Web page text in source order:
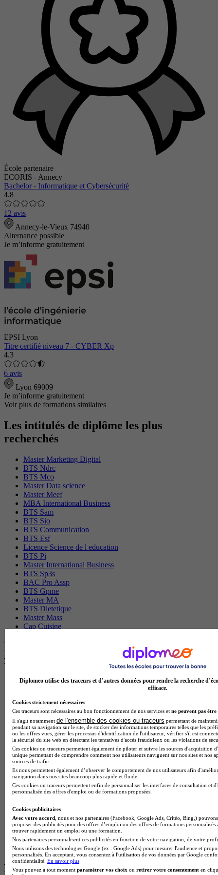
École partenaire
ECORIS - Annecy
Bachelor - Informatique et Cybersécurité
4.8
12 avis
Annecy-le-Vieux 74940
Alternance possible
Je m’informe gratuitement
EPSI Lyon
Titre certifié niveau 7 - CYBER Xp
4.3
6 avis
Lyon 69009
Je m’informe gratuitement
Voir plus de formations similaires
Les intitulés de diplôme les plus
recherchés
Master Marketing Digital
BTS Ndrc
BTS Mco
Master Data science
Master Meef
MBA International Business
BTS Sam
BTS Sio
BTS Communication
BTS Esf
Licence Science de l education
BTS Pi
Master International Business
BTS Sp3s
BAC Pro Assp
BTS Gpme
Master MA
BTS Dietetique
Master Mass
Cap Cuisine
Les intitulés de diplôme par ville les plus
recherchés
Master Meef à Lille
Master Psychologie à Lyon
Licence Psychologie à Toulouse
Master Psychologie à Lille
Master Psychologie à Montpellier
Master Psychologie à Paris
Master Meef à Lyon
Master Meef à Paris
BTS Tourisme à Bordeaux
BTS Tourisme à Lyon
BTS Tourisme à Paris
BTS Tourisme à Toulouse
Master Informatique à Paris
BTS Communication à Bordeaux
Master Psychologie à Angers
BTS Communication à Lyon
BTS Ndrc à Lyon
Les intitulés de diplôme par alternance
Diplomeo utilise des traceurs et d’autres données pour rendre la recherche
efficace.
Cookies strictement nécessaires
Ces traceurs sont nécessaires au bon fonctionnement de nos services et ne peuvent pas être
Il s'agit notamment de l'ensemble des cookies ou traceurs permettant de
pendant sa navigation sur le site, de stocker des informations temporaires telles que les
ou les offres vues, gérer les processus d'identification de l'utilisateur, vérifier s'il est
la sécurité du site web en détectant les tentatives d'accès frauduleux ou les violations de
Ces cookies ou traceurs permettent également de piloter et suivre les sources d'acquisition
unique permettant de comprendre comment nos utilisateurs naviguent sur nos sites et nos
sources de trafic.
Ils nous permettent également d’observer le comportement de nos utilisateurs afin
navigation dans nos sites beaucoup plus rapide et fluide.
Ces cookies ou traceurs permettent enfin de personnaliser les interfaces de consultation et
personnalisée des offres d'emploi ou de formations proposées.
Cookies publicitaires
Avec votre accord , nous et nos partenaires (Facebook, Google Ads, Critéo, Bing,)
proposer des publicités pour des offres d’emploi ou des offres de formations
trouver rapidement un emploi ou une formation.
Nos partenaires personnalisent ces publicités en fonction de votre navigation, de votre
Nous utilisons des technologies Google (ex : Google Ads) pour mesurer l'audience et
personnalisés. En acceptant, vous consentez à l'utilisation de vos données par Google
confidentialité. En savoir plus
Vous pouvez à tout moment paramétrer vos choix ou retirer votre consentement en